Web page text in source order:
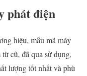
phát điện
hiệu, mẫu mã máy
cũ, đã qua sử dụng,
lượng tốt nhất và phù